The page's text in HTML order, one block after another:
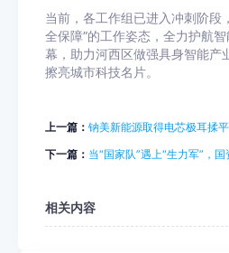
当前，各工作组已进入冲刺阶段
全保障”的工作姿态，全力护航
幕，助力河西区做强具身智能产
擦亮城市科技名片。
上一篇： 钠美新能源取得电芯极耳揉
下一篇： 当“国家队”遇上“生力军”，
相关内容